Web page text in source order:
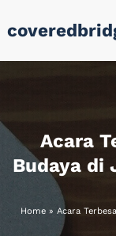
Acara
Budaya di
Home» Acara